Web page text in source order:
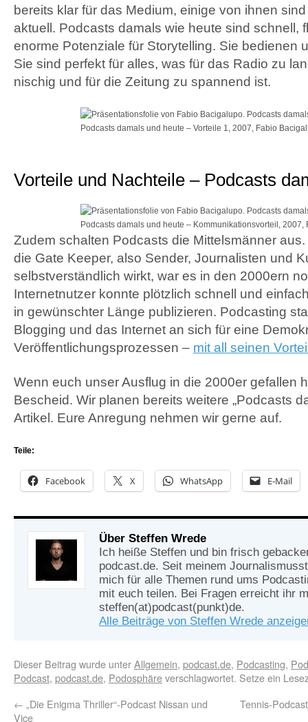
bereits klar für das Medium, einige von ihnen
aktuell. Podcasts damals wie heute sind schnell,
enorme Potenziale für Storytelling. Sie bedienen
Sie sind perfekt für alles, was für das Radio zu
nischig und für die Zeitung zu spannend ist.
Podcasts damals und heute – Vorteile 1, 2007, Fabio
Vorteile und Nachteile – Podcasts
Podcasts damals und heute – Kommunikationsvorteil, 2007,
Zudem schalten Podcasts die Mittelsmänner
die Gate Keeper, also Sender, Journalisten und
selbstverständlich wirkt, war es in den 2000ern
Internetnutzer konnte plötzlich schnell und
in gewünschter Länge publizieren. Podcasting
Blogging und das Internet an sich für eine
Veröffentlichungsprozessen – mit all seinen
Wenn euch unser Ausflug in die 2000er gefallen
Bescheid. Wir planen bereits weitere „Podcasts
Artikel. Eure Anregung nehmen wir gerne auf.
Teile:
Facebook X WhatsApp E-Mail
Über Steffen Wrede
Ich heiße Steffen und bin frisch
podcast.de. Seit meinem
mich für alle Themen rund ums
mit euch teilen. Bei Fragen erreicht ihr
steffen(at)podcast(punkt)de.
Alle Beiträge von Steffen Wrede
Dieser Beitrag wurde unterAllgemein, podcast.de, Podcasting,
Podcast, podcast.de, Podosphäreverschlagwortet. Setze ein
← „Die Enigma Thriller“-Podcast Nissan und
Vice
Tennis-